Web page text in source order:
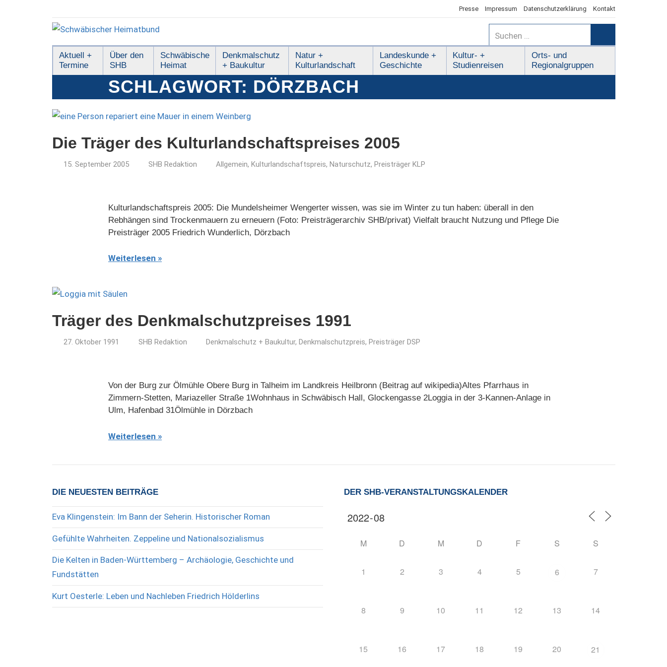
Presse Impressum Datenschutzerklärung Kontakt
Schwäbischer
Heimatbund
Suchen
nach:
Aktuell +
Termine
Über den
SHB
Schwäbische
Heimat
Denkmalschutz
+ Baukultur
Natur +
Kulturlandschaft
Landeskunde +
Geschichte
Kultur- +
Studienreisen
Orts- und
Regionalgruppen
SCHLAGWORT: DÖRZBACH
Die Träger des Kulturlandschaftspreises 2005
15. September 2005 SHB Redaktion Allgemein, Kulturlandschaftspreis, Naturschutz, Preisträger KLP
Kulturlandschaftspreis 2005: Die Mundelsheimer Wengerter wissen, was sie im Winter zu tun haben: überall in den
Rebhängen sind Trockenmauern zu erneuern (Foto: Preisträgerarchiv SHB/privat) Vielfalt braucht Nutzung und Pflege Die
Preisträger 2005 Friedrich Wunderlich, Dörzbach
Weiterlesen
Träger des Denkmalschutzpreises 1991
27. Oktober 1991 SHB Redaktion Denkmalschutz + Baukultur, Denkmalschutzpreis, Preisträger DSP
Von der Burg zur Ölmühle Obere Burg in Talheim im Landkreis Heilbronn (Beitrag auf wikipedia)Altes Pfarrhaus in
Zimmern-Stetten, Mariazeller Straße 1Wohnhaus in Schwäbisch Hall, Glockengasse 2Loggia in der 3-Kannen-Anlage in
Ulm, Hafenbad 31Ölmühle in Dörzbach
Weiterlesen
DIE NEUESTEN BEITRÄGE
Eva Klingenstein: Im Bann der Seherin. Historischer Roman
Gefühlte Wahrheiten. Zeppeline und Nationalsozialismus
Die Kelten in Baden-Württemberg – Archäologie, Geschichte und
Fundstätten
Kurt Oesterle: Leben und Nachleben Friedrich Hölderlins
DER SHB-VERANSTALTUNGSKALENDER
M D M D F S S
1 2 3 4 5 6 7
8 9 10 11 12 13 14
15 16 17 18 19 20 21